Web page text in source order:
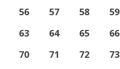
56
57 58 59
63
64 65 66
70
71 72 73